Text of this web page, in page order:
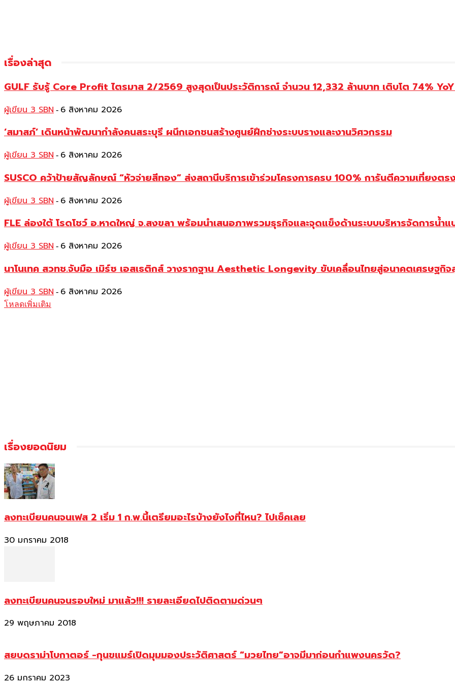
เรื่องล่าสุด
GULF รับรู้ Core Profit ไตรมาส 2/2569 สูงสุดเป็นประวัติการณ์ จำนวน 12,332 ล้านบาท เติบโต 74%
ผู้เขียน 3 SBN - 6 สิงหาคม 2026
‘สมาสภ์’ เดินหน้าพัฒนากำลังคนสระบุรี ผนึกเอกชนสร้างศูนย์ฝึกช่างระบบรางและงานวิศวกรรม
ผู้เขียน 3 SBN - 6 สิงหาคม 2026
SUSCO คว้าป้ายสัญลักษณ์ “หัวจ่ายสีทอง” ส่งสถานีบริการเข้าร่วมโครงการครบ 100% การันตีความเที่ยงตร
ผู้เขียน 3 SBN - 6 สิงหาคม 2026
FLE ล่องใต้ โรดโชว์ อ.หาดใหญ่ จ.สงขลา พร้อมนำเสนอภาพรวมธุรกิจและจุดแข็งด้านระบบบริหารจัดการน้
ผู้เขียน 3 SBN - 6 สิงหาคม 2026
นาโนเทค สวทช.จับมือ เมิร์ซ เอสเธติกส์ วางรากฐาน Aesthetic Longevity ขับเคลื่อนไทยสู่อนาคตเศรษฐกิ
ผู้เขียน 3 SBN - 6 สิงหาคม 2026
โหลดเพิ่มเติม
เรื่องยอดนิยม
ลงทะเบียนคนจนเฟส 2 เริ่ม 1 ก.พ.นี้เตรียมอะไรบ้างยังไงที่ไหน? ไปเช็คเลย
30 มกราคม 2018
ลงทะเบียนคนจนรอบใหม่ มาแล้ว!!! รายละเอียดไปติดตามด่วนๆ
29 พฤษภาคม 2018
สยบดราม่าโบกาตอร์ -กุนขแมร์เปิดมุมมองประวัติศาสตร์ “มวยไทย”อาจมีมาก่อนกำแพงนครวัด?
26 มกราคม 2023